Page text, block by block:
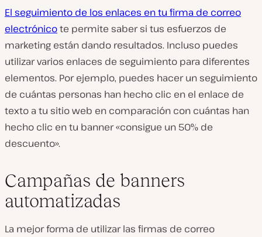
El seguimiento de los enlaces en tu firma de correo
electrónicote permite saber si tus esfuerzos de
marketing están dando resultados. Incluso puedes
utilizar varios enlaces de seguimiento para diferentes
elementos. Por ejemplo, puedes hacer un seguimiento
de cuántas personas han hecho clic en el enlace de
texto a tu sitio web en comparación con cuántas han
hecho clic en tu banner «consigue un 50% de
descuento».
Campañas de banners
automatizadas
La mejor forma de utilizar las firmas de correo